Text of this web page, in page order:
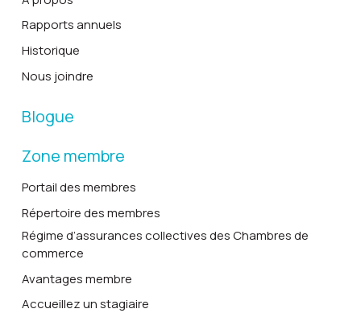
Rapports annuels
Historique
Nous joindre
Blogue
Zone membre
Portail des membres
Répertoire des membres
Régime d’assurances collectives des Chambres de
commerce
Avantages membre
Accueillez un stagiaire